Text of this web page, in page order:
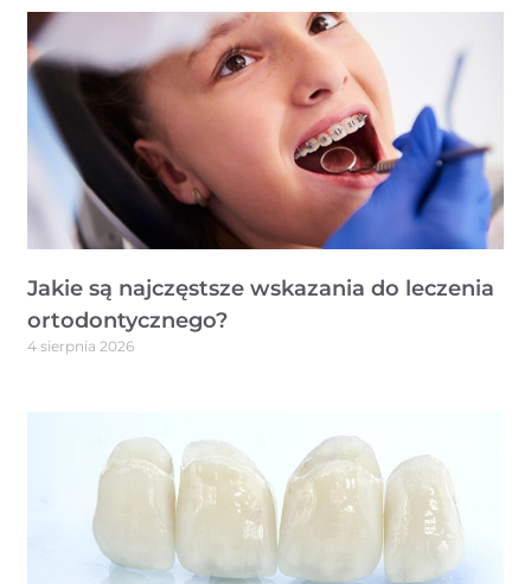
Jakie są najczęstsze wskazania do leczenia
ortodontycznego?
4 sierpnia 2026